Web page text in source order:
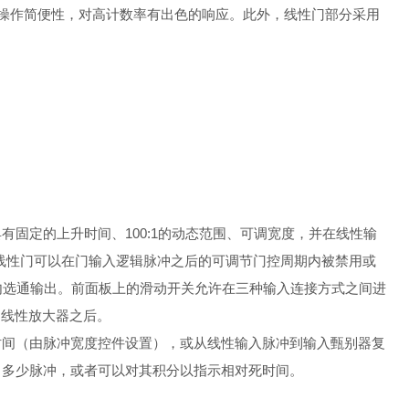
简便性，对高计数率有出色的响应。此外，线性门部分采用
固定的上升时间、100:1的动态范围、可调宽度，并在线性输
门可以在门输入逻辑脉冲之后的可调节门控周期内被禁用或
通输出。前面板上的滑动开关允许在三种输入连接方式之间进
性放大器之后。
（由脉冲宽度控件设置），或从线性输入脉冲到输入甄别器复
少脉冲，或者可以对其积分以指示相对死时间。